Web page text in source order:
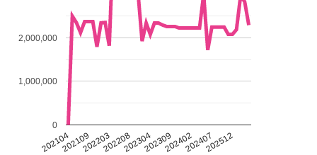
202104202109202203202208202304202309202402202407202512
0
1,000,000
2,000,000